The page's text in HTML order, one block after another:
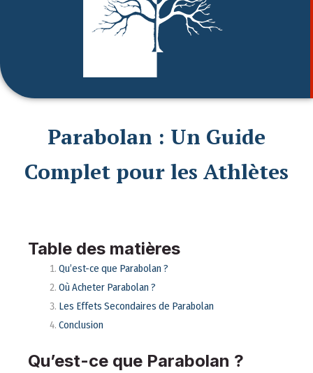
Parabolan : Un Guide
Complet pour les Athlètes
Table des matières
Qu’est-ce que Parabolan ?
Où Acheter Parabolan ?
Les Effets Secondaires de Parabolan
Conclusion
Qu’est-ce que Parabolan ?